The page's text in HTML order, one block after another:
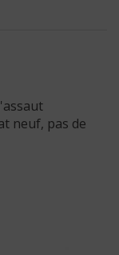
neuf, pas de